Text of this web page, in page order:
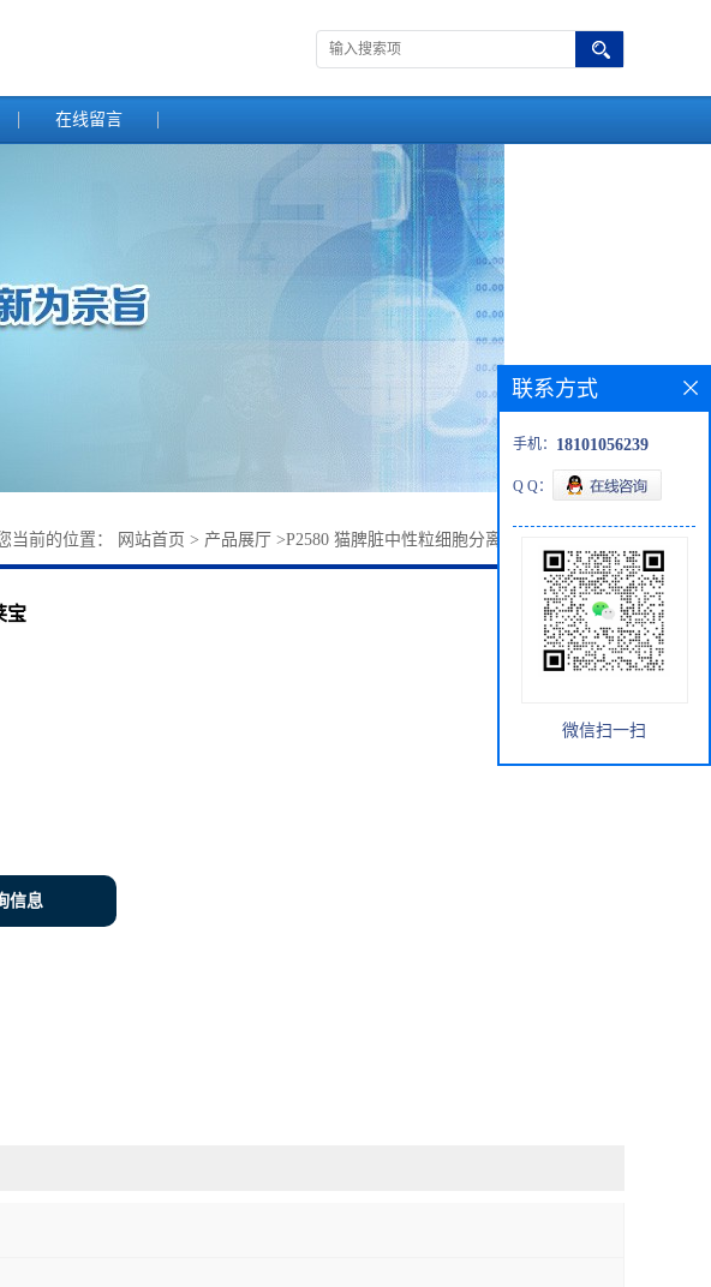
在线留言
当前的位置： 网站首页 > 产品展厅 >P2580 猫脾脏中性粒细胞分离液试剂盒 索莱宝
宝
信息
联系方式
手机： 18101056239
Q Q：
微信扫一扫